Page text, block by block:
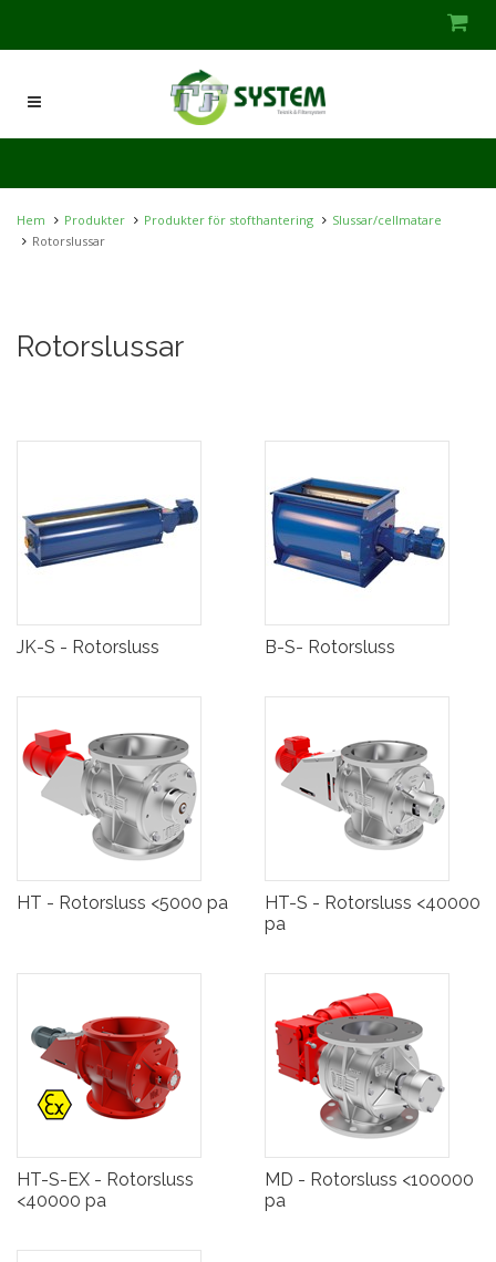
Hem Produkter Produkter för stofthantering
Slussar/cellmatare
Rotorslussar
Rotorslussar
JK-S - Rotorsluss B-S- Rotorsluss
HT - Rotorsluss <5000 pa
HT-S - Rotorsluss <40000
pa
HT-S-EX - Rotorsluss
<40000 pa
MD - Rotorsluss <100000
pa